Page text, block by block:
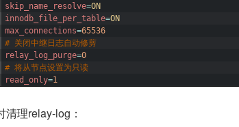
skip_name_resolve=ON
innodb_file_per_table=ON
max_connections=65536
# 关闭中继日志自动修剪
relay_log_purge=0
# 将从节点设置为只读
read_only=1
清理relay-log：